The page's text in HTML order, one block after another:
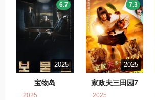
2025
宝物岛
6.7
2025
2025
家政夫三田园7
7.3
2025